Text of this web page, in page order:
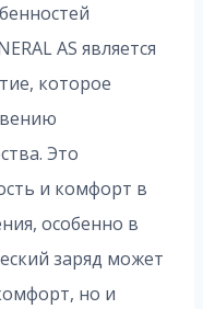
AS является
которое
Это
и комфорт в
особенно в
заряд может
но и